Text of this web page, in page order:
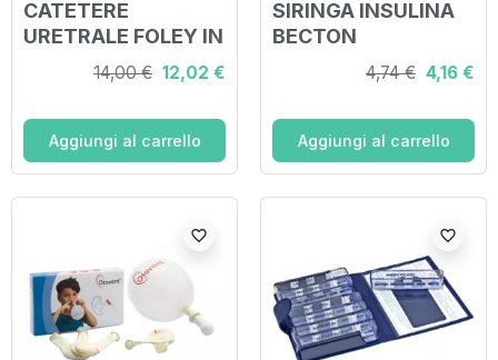
CATETERE
URETRALE FOLEY IN
PURO SILICONE
CH16 DUE VIE.
CAPACITA' DEL
PALLONCINO 10ML.
14,00 € 12,02 €
Aggiungi al carrello
SIRINGA INSULINA
BECTON
DICKINSON DEMI
0,3 ML AGO GAUGE
4,74 € 4,16 €
Aggiungi al carrello
favorite_border favorite_border